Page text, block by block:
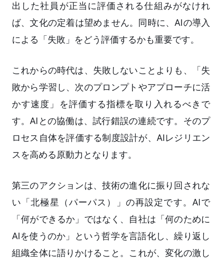
出した社員が正当に評価される仕組みがなけれ
ば、文化の定着は望めません。同時に、AIの導入
による「失敗」をどう評価するかも重要です。
これからの時代は、失敗しないことよりも、「失
敗から学習し、次のプロンプトやアプローチに活
かす速度」を評価する指標を取り入れるべきで
す。AIとの協働は、試行錯誤の連続です。そのプ
ロセス自体を評価する制度設計が、AIレジリエン
スを高める原動力となります。
第三のアクションは、技術の進化に振り回されな
い「北極星（パーパス）」の再設定です。AIで
「何ができるか」ではなく、自社は「何のために
AIを使うのか」という哲学を言語化し、繰り返し
組織全体に語りかけること。これが、変化の激し